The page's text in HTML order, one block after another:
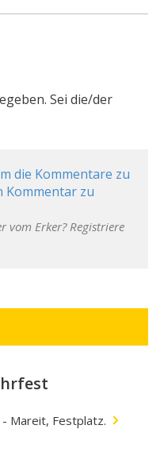
Sei die/der
die Kommentare zu
Kommentar zu
vom Erker? Registriere
- Mareit, Festplatz.